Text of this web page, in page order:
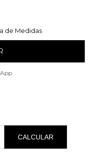
de Medidas
ALTERAR CEP
CALCULAR